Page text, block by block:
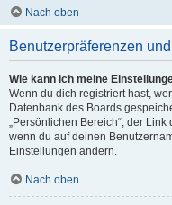
Nach oben
Benutzerpräferenzen
Wie kann ich meine
Wenn du dich registriert hast,
Datenbank des Boards
„Persönlichen Bereich“; der
wenn du auf deinen
Einstellungen ändern.
Nach oben